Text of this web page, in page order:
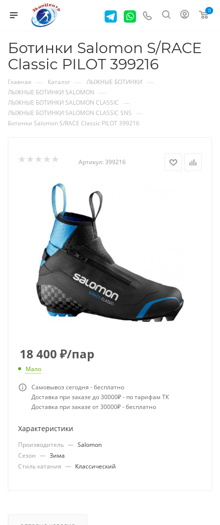
0
Ботинки Salomon S/RACE
Classic PILOT 399216
Главная — Каталог — ЛЫЖНЫЕ БОТИНКИ —
ЛЫЖНЫЕ БОТИНКИ SALOMON —
ЛЫЖНЫЕ БОТИНКИ SALOMON CLASSIC —
ЛЫЖНЫЕ БОТИНКИ SALOMON CLASSIC SNS —
Ботинки Salomon S/RACE Classic PILOT 399216
Артикул: 399216
18 400 ₽/пар
Мало
Самовывоз сегодня - бесплатно
Доставка при заказе до 30000₽ - по тарифам ТК
Доставка при заказе от 30000₽ - бесплатно
Характеристики
Производитель — Salomon
Сезон — Зима
Стиль катания — Классический